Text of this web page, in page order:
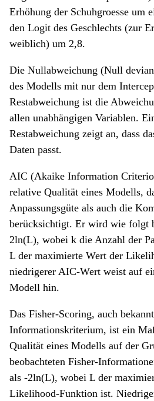
Erhöhung der Schuhgroesse um
den Logit des Geschlechts (zur
weiblich) um 2,8.
Die Nullabweichung (Null
des Modells mit nur dem
Restabweichung ist die
allen unabhängigen Variablen.
Restabweichung zeigt an, dass
Daten passt.
AIC (Akaike Information
relative Qualität eines Modells,
Anpassungsgüte als auch die
berücksichtigt. Er wird wie folgt
2ln(L), wobei k die Anzahl der
L der maximierte Wert der
niedrigerer AIC-Wert weist auf
Modell hin.
Das Fisher-Scoring, auch
Informationskriterium, ist ein
Qualität eines Modells auf der
beobachteten Fisher-
als -2ln(L), wobei L der
Likelihood-Funktion ist.